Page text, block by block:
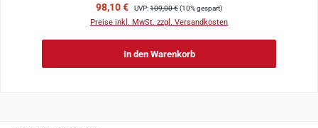
Verkaufspreis:
98,10 € Regulärer Preis:
UVP:109,00 €(10% gespart)
Preise inkl. MwSt. zzgl. Versandkosten
In den Warenkorb